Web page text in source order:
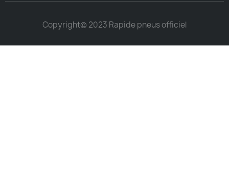
Copyright© 2023 Rapide pneus officiel